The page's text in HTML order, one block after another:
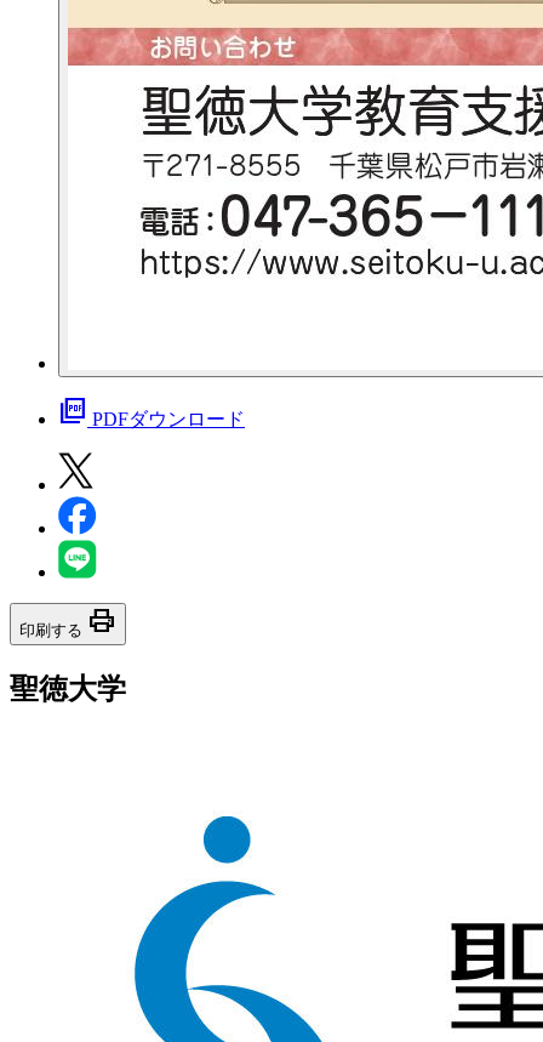
picture_as_pdf PDFダウンロード
印刷する print
聖徳大学